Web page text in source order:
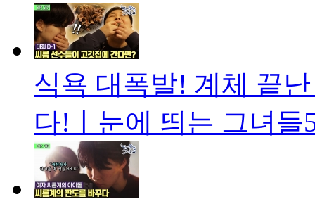
식욕 대폭발! 계체 끝
다!ㅣ눈에 띄는 그녀